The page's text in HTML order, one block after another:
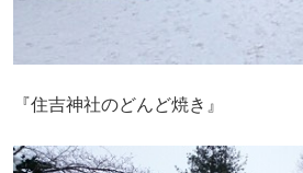
『住吉神社のどんど焼き』